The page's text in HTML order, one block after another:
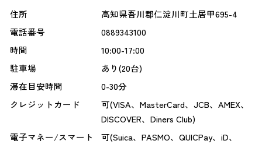
住所
高知県吾川郡仁淀川町土居甲695-4
電話番号
0889343100
時間
10:00-17:00
駐車場
あり(20台)
滞在目安時間
0-30分
クレジットカード
可(VISA、MasterCard、JCB、AMEX、
DISCOVER、Diners Club)
電子マネー/スマート
可(Suica、PASMO、QUICPay、iD、